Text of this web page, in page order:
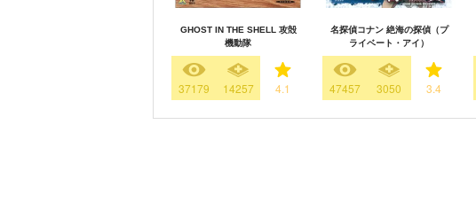
GHOST IN THE SHELL 攻殻
機動隊
37179 14257 4.1
名探偵コナン 絶海の探偵（プ
ライベート・アイ）
47457 3050 3.4